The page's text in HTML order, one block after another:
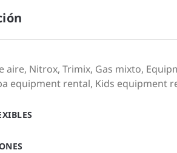
aire, Nitrox, Trimix, Gas mixto,
equipment rental, Kids equipment